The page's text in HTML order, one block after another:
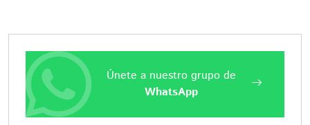
Únete a nuestro grupo de
WhatsApp